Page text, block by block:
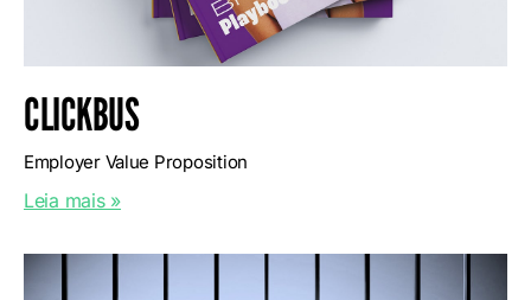
CLICKBUS
Employer Value Proposition
Leia mais »